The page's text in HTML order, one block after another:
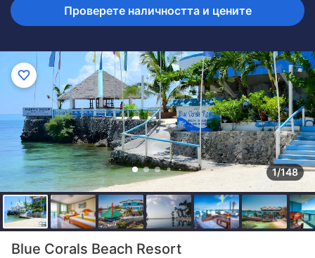
Проверете наличността и цените
1/148
Blue Corals Beach Resort